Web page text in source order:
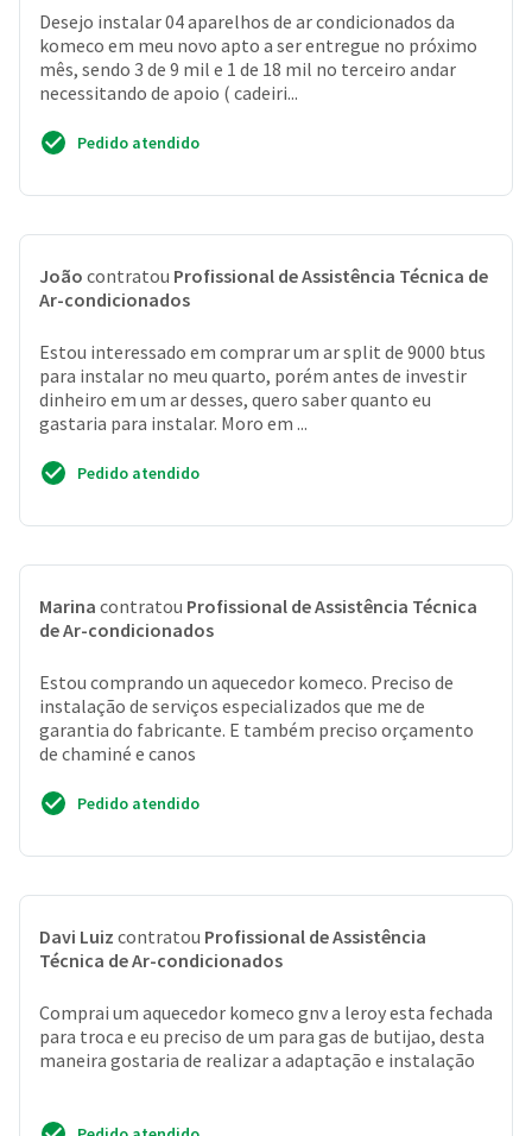
Desejo instalar 04 aparelhos de ar condicionados da
komeco em meu novo apto a ser entregue no próximo
mês, sendo 3 de 9 mil e 1 de 18 mil no terceiro andar
necessitando de apoio ( cadeiri...
Pedido atendido
João contratou Profissional de Assistência Técnica de
Ar-condicionados
Estou interessado em comprar um ar split de 9000 btus
para instalar no meu quarto, porém antes de investir
dinheiro em um ar desses, quero saber quanto eu
gastaria para instalar. Moro em ...
Pedido atendido
Marina contratou Profissional de Assistência Técnica
de Ar-condicionados
Estou comprando un aquecedor komeco. Preciso de
instalação de serviços especializados que me de
garantia do fabricante. E também preciso orçamento
de chaminé e canos
Pedido atendido
Davi Luiz contratou Profissional de Assistência
Técnica de Ar-condicionados
Comprai um aquecedor komeco gnv a leroy esta fechada
para troca e eu preciso de um para gas de butijao, desta
maneira gostaria de realizar a adaptação e instalação